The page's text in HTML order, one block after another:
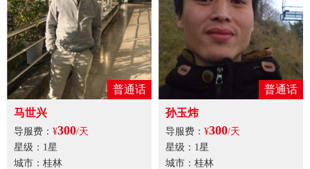
普通话
马世兴
导服费： ¥300/天
星级：1星
城市：桂林
普通话
孙玉炜
导服费： ¥300/天
星级：1星
城市：桂林